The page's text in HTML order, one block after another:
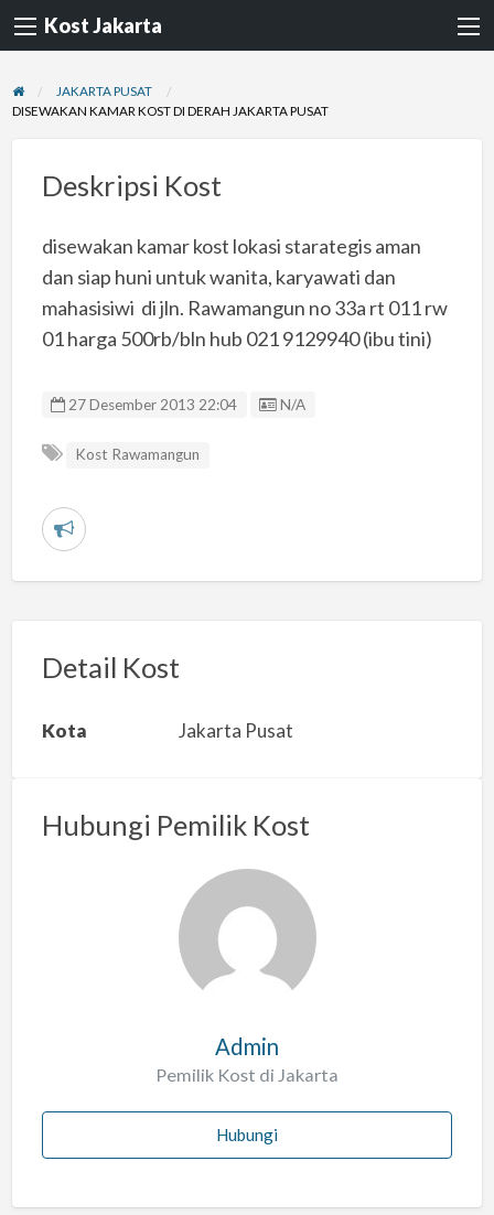
Kost Jakarta
JAKARTA PUSAT
DISEWAKAN KAMAR KOST DI DERAH JAKARTA PUSAT
Deskripsi Kost
disewakan kamar kost lokasi starategis aman
dan siap huni untuk wanita, karyawati dan
mahasisiwi di jln. Rawamangun no 33a rt 011 rw
01 harga 500rb/bln hub 021 9129940 (ibu tini)
27 Desember 2013 22:04 Listing ID
N/A
Kost Rawamangun
L
r
a
s
Detail Kost
Kota Jakarta Pusat
Hubungi Pemilik Kost
Admin
Pemilik Kost di Jakarta
Hubungi